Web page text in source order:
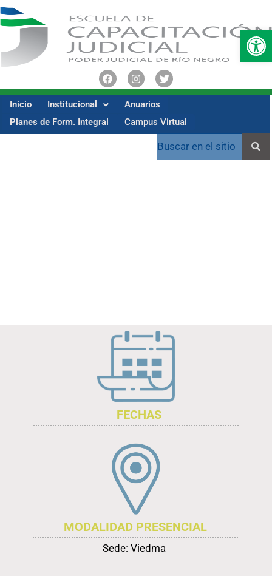
Inicio Institucional
Anuarios
Planes de Form. Integral
Campus Virtual
FECHAS
MODALIDAD PRESENCIAL
Sede: Viedma